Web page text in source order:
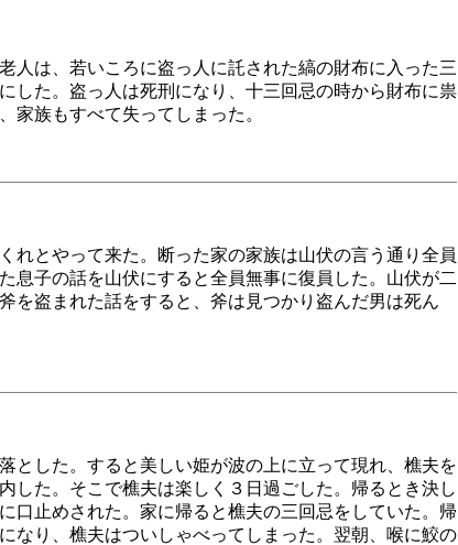
人は、若いころに盗っ人に託された縞の財布に入った三
した。盗っ人は死刑になり、十三回忌の時から財布に祟
家族もすべて失ってしまった。
れとやって来た。断った家の家族は山伏の言う通り全員
息子の話を山伏にすると全員無事に復員した。山伏が二
を盗まれた話をすると、斧は見つかり盗んだ男は死ん
とした。すると美しい姫が波の上に立って現れ、樵夫を
した。そこで樵夫は楽しく３日過ごした。帰るとき決し
口止めされた。家に帰ると樵夫の三回忌をしていた。帰
なり、樵夫はついしゃべってしまった。翌朝、喉に鮫の